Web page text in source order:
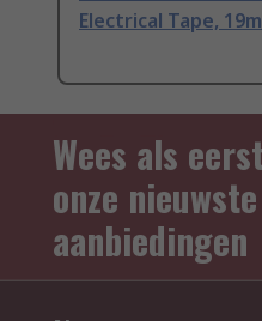
Electrical Tape,
Wees als
onze
aanbiedingen